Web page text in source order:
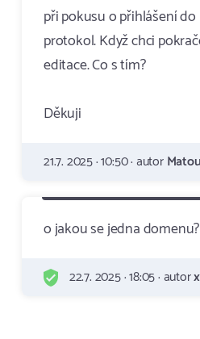
při pokusu o přihlášení
protokol. Když chci
editace. Co s tím?
Děkuji
21.7. 2025 · 10:50 · autor
o jakou se jedna domenu?
22.7. 2025 · 18:05 · autor